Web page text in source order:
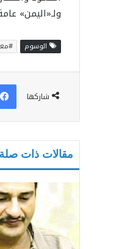
ولـ«اليمن»
الوسوم
شاركها
مقالات ذات صلة